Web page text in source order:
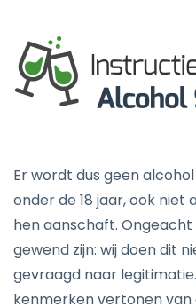
Er wordt dus geen
onder de 18 jaar, ook niet
hen aanschaft.
gewend zijn: wij doen dit
gevraagd naar
kenmerken vertonen